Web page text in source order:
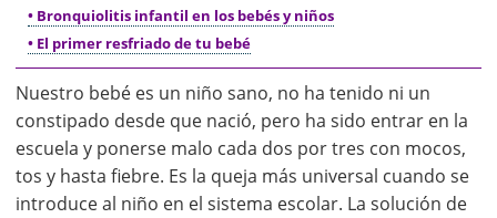
• Bronquiolitis infantil en los bebés y niños
• El primer resfriado de tu bebé
Nuestro bebé es un niño sano, no ha tenido ni un
constipado desde que nació, pero ha sido entrar en la
escuela y ponerse malo cada dos por tres con mocos,
tos y hasta fiebre. Es la queja más universal cuando se
introduce al niño en el sistema escolar. La solución de